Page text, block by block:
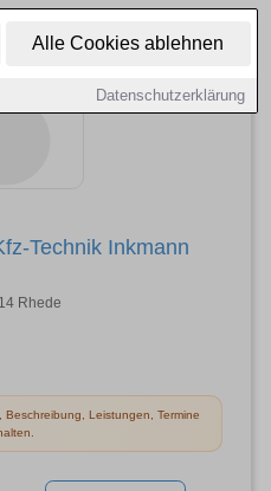
Alle Cookies ablehnen
Datenschutzerklärung
Technik Inkmann
Rhede
Beschreibung, Leistungen, Termine